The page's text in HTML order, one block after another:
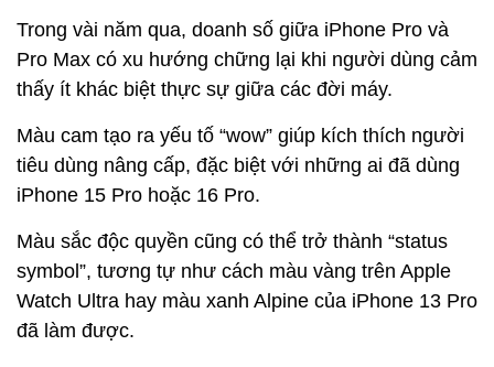
Trong vài năm qua, doanh số giữa iPhone Pro và
Pro Max có xu hướng chững lại khi người dùng cảm
thấy ít khác biệt thực sự giữa các đời máy.
Màu cam tạo ra yếu tố “wow” giúp kích thích người
tiêu dùng nâng cấp, đặc biệt với những ai đã dùng
iPhone 15 Pro hoặc 16 Pro.
Màu sắc độc quyền cũng có thể trở thành “status
symbol”, tương tự như cách màu vàng trên Apple
Watch Ultra hay màu xanh Alpine của iPhone 13 Pro
đã làm được.